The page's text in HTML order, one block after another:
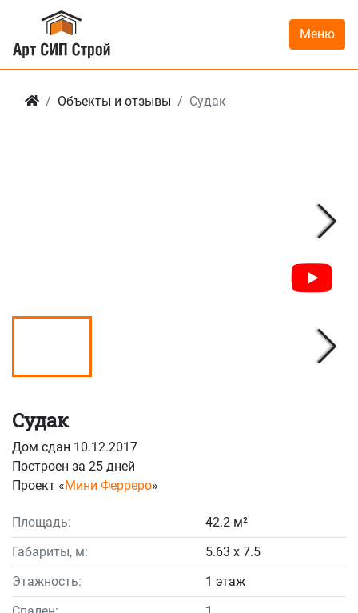
Меню
Объекты и отзывы Судак
Судак
Дом сдан 10.12.2017
Построен за 25 дней
Проект «Мини Ферреро»
Площадь:
42.2 м²
Габариты, м:
5.63 x 7.5
Этажность:
1 этаж